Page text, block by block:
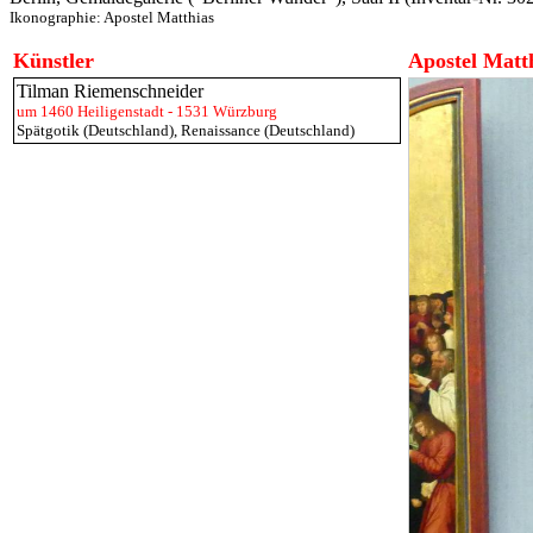
Ikonographie: Apostel Matthias
Künstler
Tilman Riemenschneider
um 1460 Heiligenstadt - 1531 Würzburg
Spätgotik (Deutschland), Renaissance (Deutschland)
Apostel